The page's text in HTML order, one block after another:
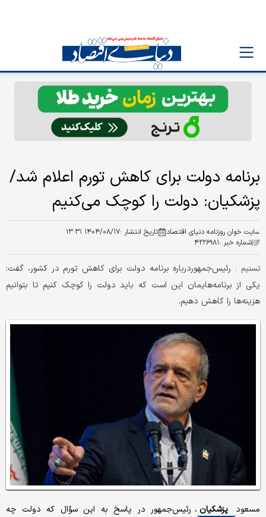
برنامه دولت برای کاهش تورم اعلام شد/
پزشکیان: دولت را کوچک می‌کنیم
سایت خوان روزنامه دنیای اقتصاد تاریخ انتشار :۱۴۰۴/۰۸/۱۷ ۱۳:۳۱
شماره خبر :۴۲۲۶۹۸۱
تسنیم : رئیس‌جمهوردرباره برنامه دولت برای کاهش تورم در کشور، گفت:
یکی از برنامه‌هایمان این است که باید دولت را کوچک کنیم تا بتوانیم
هزینه‌ها را کاهش دهیم.
مسعود پزشکیان ، رئیس‌جمهور در پاسخ به این سؤال که دولت چه